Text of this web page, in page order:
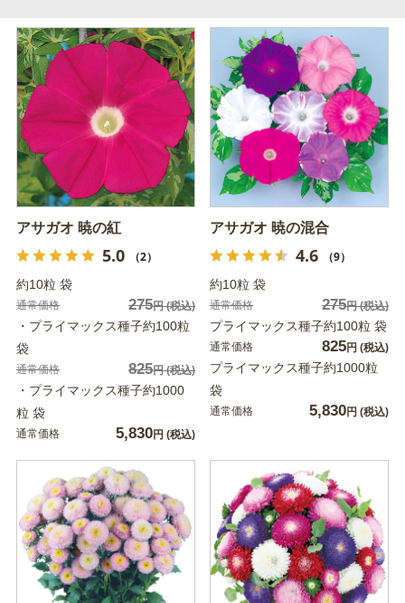
アサガオ 暁の紅
5.0 （2）
約10粒 袋
通常価格 275円(税込)
・プライマックス種子約100粒
袋
通常価格 825円(税込)
・プライマックス種子約1000
粒 袋
通常価格 5,830円 (税込)
アサガオ 暁の混合
4.6 （9）
約10粒 袋
通常価格 275円(税込)
プライマックス種子約100粒 袋
通常価格 825円 (税込)
プライマックス種子約1000粒
袋
通常価格 5,830円 (税込)